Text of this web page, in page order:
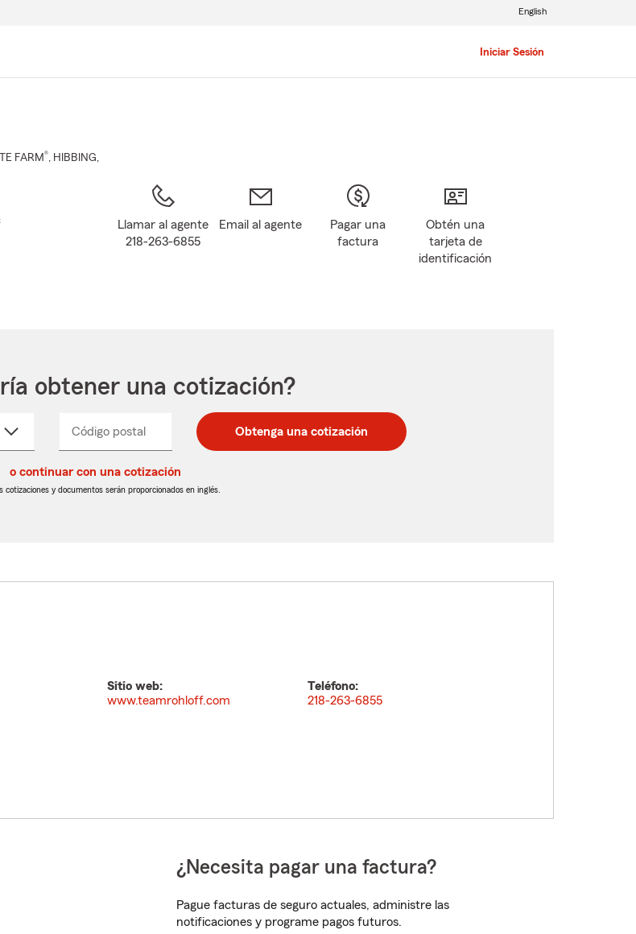
Iniciar Sesión
English
FARM®, HIBBING,
Llamar al agente
218-263-6855
Email al agente
Pagar una
factura
Obtén una
tarjeta de
identificación
obtener una cotización?
Código postal
postal
de
postal
de
_____ Obtenga una cotización
o continuar con una cotización
cotizaciones y documentos serán proporcionados en inglés.
Sitio web:
www.teamrohloff.com
Teléfono:
218-263-6855
¿Necesita pagar una factura?
Pague facturas de seguro actuales, administre las
notificaciones y programe pagos futuros.